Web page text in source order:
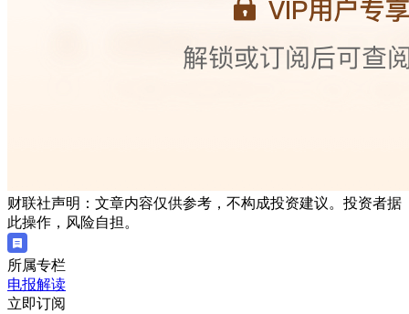
财联社声明：文章内容仅供参考，不构成投资建议。投资者据
此操作，风险自担。
所属专栏
电报解读
立即订阅